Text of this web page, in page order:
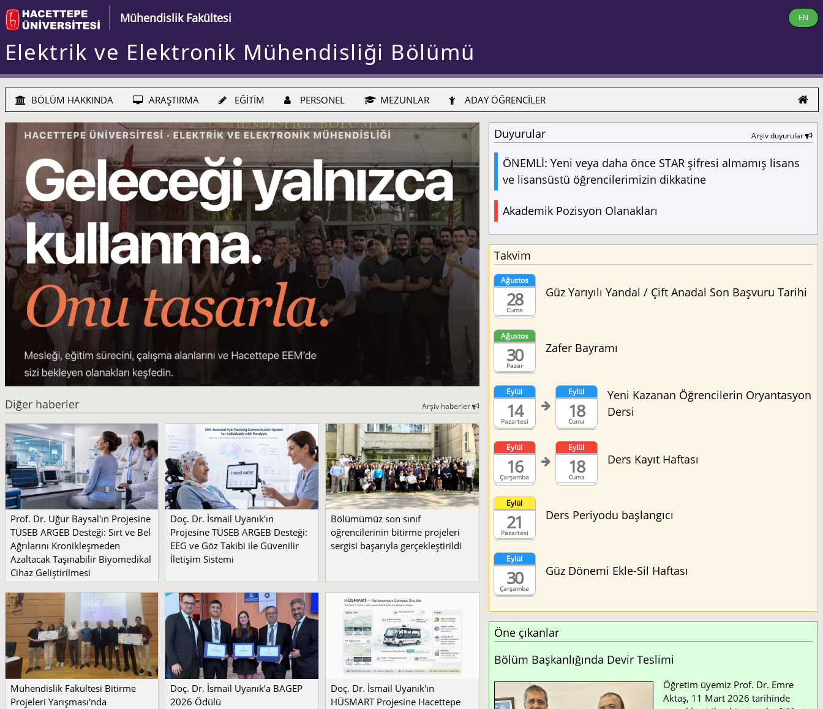
Mühendislik Fakültesi EN
Elektrik ve Elektronik Mühendisliği Bölümü
BÖLÜM HAKKINDA ARAŞTIRMA EĞİTİM PERSONEL MEZUNLAR ADAY ÖĞRENCİLER
Diğer haberler Arşiv haberler
Prof. Dr. Uğur Baysal'ın Projesine
TÜSEB ARGEB Desteği: Sırt ve Bel
Ağrılarını Kronikleşmeden
Azaltacak Taşınabilir Biyomedikal
Cihaz Geliştirilmesi
Doç. Dr. İsmail Uyanık'ın
Projesine TÜSEB ARGEB Desteği:
EEG ve Göz Takibi ile Güvenilir
İletişim Sistemi
Bölümümüz son sınıf
öğrencilerinin bitirme projeleri
sergisi başarıyla gerçekleştirildi
Mühendislik Fakültesi Bitirme
Projeleri Yarışması'nda
Doç. Dr. İsmail Uyanık’a BAGEP
2026 Ödülü
Doç. Dr. İsmail Uyanık'ın
HÜSMART Projesine Hacettepe
Duyurular Arşiv duyurular
ÖNEMLİ: Yeni veya daha önce STAR şifresi almamış lisans
ve lisansüstü öğrencilerimizin dikkatine
Akademik Pozisyon Olanakları
Takvim
Cuma
Ağustos
28 Güz Yarıyılı Yandal / Çift Anadal Son Başvuru Tarihi
Pazar
Ağustos
30 Zafer Bayramı
Pazartesi
Eylül
14 Cuma
Eylül
18
Yeni Kazanan Öğrencilerin Oryantasyon
Dersi
Çarşamba
Eylül
16 Cuma
Eylül
18 Ders Kayıt Haftası
Pazartesi
Eylül
21 Ders Periyodu başlangıcı
Çarşamba
Eylül
30 Güz Dönemi Ekle-Sil Haftası
Öne çıkanlar
Bölüm Başkanlığında Devir Teslimi
Öğretim üyemiz Prof. Dr. Emre
Aktaş, 11 Mart 2026 tarihinde